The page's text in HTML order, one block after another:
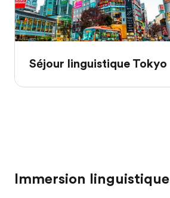
Séjour linguistique Tokyo
Immersion